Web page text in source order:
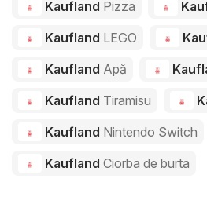
Kaufland Pizza
Kaufland LEGO
Kaufland Apă
Kaufland Tiramisu
Kaufland Nintendo Switch
Kaufland Ciorba de burta